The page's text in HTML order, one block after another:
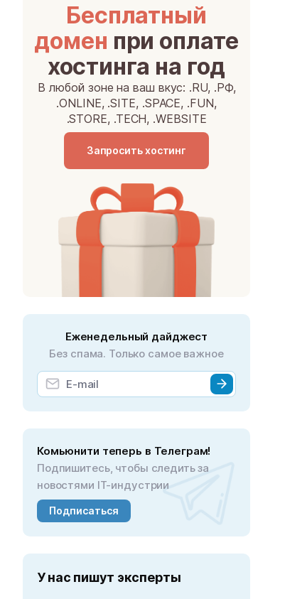
Бесплатный
домен при оплате
хостинга на год
В любой зоне на ваш вкус: .RU, .РФ,
.ONLINE, .SITE, .SPACE, .FUN,
.STORE, .TECH, .WEBSITE
Запросить хостинг
Еженедельный дайджест
Без спама. Только самое важное
Комьюнити теперь в Телеграм!
Подпишитесь, чтобы следить за
новостями IT-индустрии
Подписаться
У нас пишут эксперты